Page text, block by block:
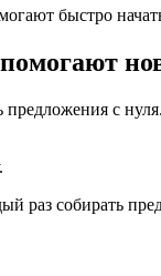
быстро
предложения с
раз собирать